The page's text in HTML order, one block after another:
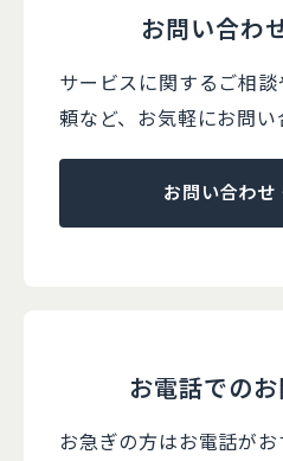
お問い合わ
サービスに関するご相
頼など、 お気軽にお問い
お問い合わせ
お電話での
お急ぎの方はお電話がお